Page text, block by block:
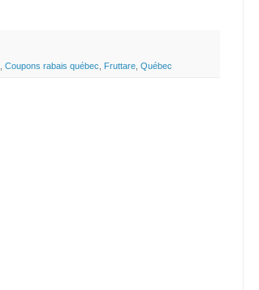
Coupons rabais québec Fruttare Québec